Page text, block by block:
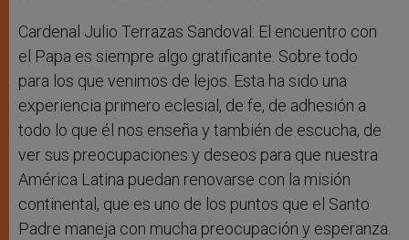
Cardenal Julio Terrazas Sandoval: El encuentro con
el Papa es siempre algo gratificante. Sobre todo
para los que venimos de lejos. Esta ha sido una
experiencia primero eclesial, de fe, de adhesión a
todo lo que él nos enseña y también de escucha, de
ver sus preocupaciones y deseos para que nuestra
América Latina puedan renovarse con la misión
continental, que es uno de los puntos que el Santo
Padre maneja con mucha preocupación y esperanza.